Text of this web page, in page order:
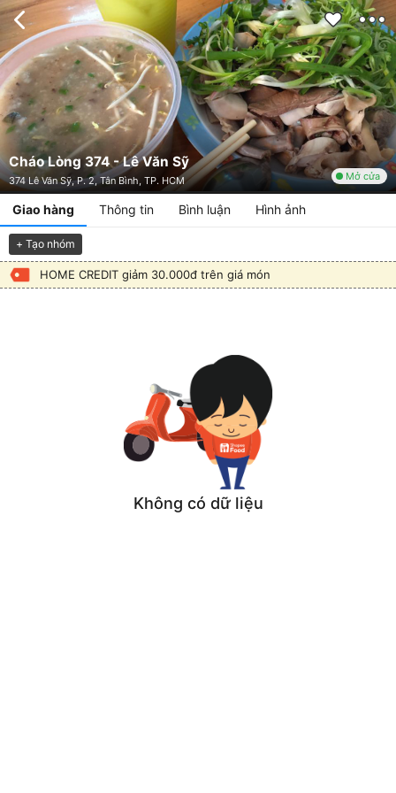
Cháo Lòng 374 - Lê Văn Sỹ
374 Lê Văn Sỹ, P. 2, Tân Bình, TP. HCM Mở cửa
Giao hàng Thông tin Bình luận Hình ảnh
+ Tạo nhóm
HOME CREDIT giảm 30.000đ trên giá món
Không có dữ liệu